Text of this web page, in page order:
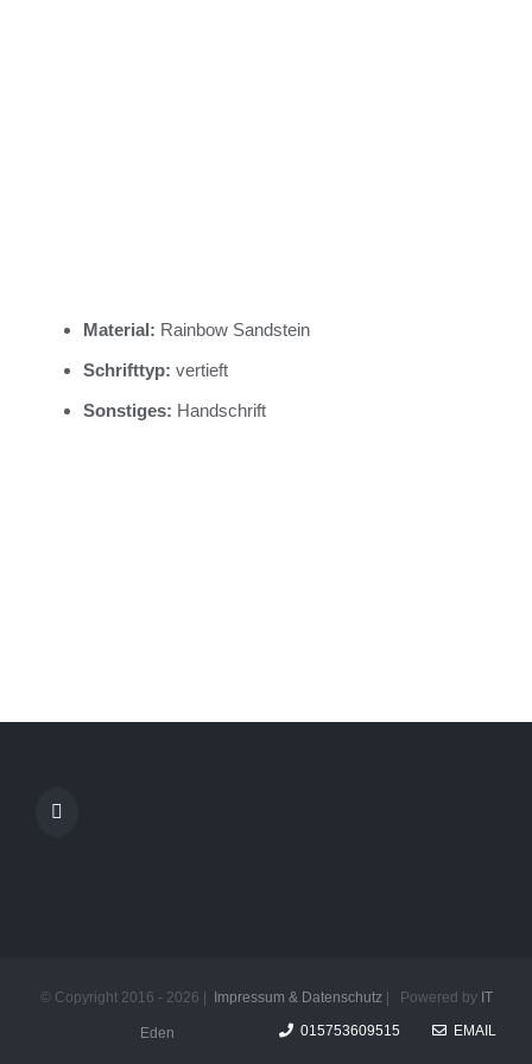
Material: Rainbow Sandstein
Schrifttyp: vertieft
Sonstiges: Handschrift
© Copyright 2016 - 2026 | Impressum & Datenschutz| Powered by IT
Eden 015753609515 EMAIL